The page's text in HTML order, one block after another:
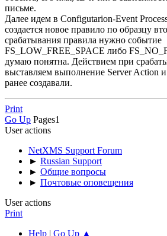
письме.
Далее идем в Configutarion-Event
создается новое правило по образцу
срабатывания правила нужно событие
FS_LOW_FREE_SPACE либо
думаю понятна. Действием при
выставляем выполнение Server Action и
ранее создавали.
Print
Go Up Pages1
User actions
NetXMS Support Forum
► Russian Support
► Общие вопросы
► Почтовые оповещения
User actions
Print
Help | Go Up ▲